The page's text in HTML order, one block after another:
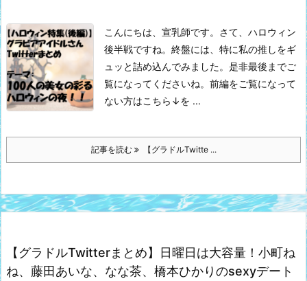
こんにちは、宣乳師です。 さて、ハロウィン
後半戦ですね。 終盤には、特に私の推しをギ
ュッと詰め込んでみました。 是非最後までご
覧になってくださいね。 前編をご覧になって
ない方はこちら↓を ...
記事を読む 【グラドルTwitte ...
【グラドルTwitterまとめ】日曜日は大容量！小町ね
ね、藤田あいな、なな茶、橋本ひかりのsexyデート